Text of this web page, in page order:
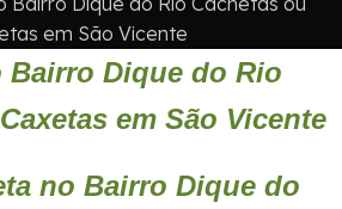
em São Vicente
Bairro Dique do Rio
em São Vicente
no Bairro Dique do